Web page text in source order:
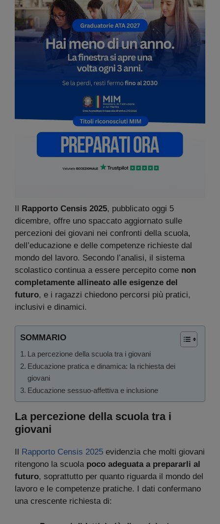
Il Rapporto Censis 2025, pubblicato oggi 5
dicembre, offre uno spaccato aggiornato sulle
percezioni dei giovani nei confronti della scuola,
dell’educazione e delle competenze richieste dal
mondo del lavoro. Secondo l’analisi, il sistema
scolastico continua a essere percepito come non
completamente allineato alle esigenze del
futuro, e i ragazzi chiedono percorsi più pratici,
inclusivi e dinamici.
SOMMARIO
La percezione della scuola tra i giovani
Educazione pratica e dinamica: la richiesta dei
giovani
Educazione sessuo-affettiva e inclusione
La percezione della scuola tra i
giovani
Rapporto Censis 2025 evidenzia che molti giovani
ritengono la scuola poco adeguata a prepararli al
futuro, soprattutto per quanto riguarda il mondo del
lavoro e le competenze pratiche. I dati confermano
una crescente richiesta di: